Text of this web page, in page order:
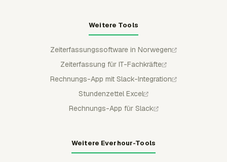
Weitere Tools
Zeiterfassungssoftware in Norwegen
Zeiterfassung für IT-Fachkräfte
Rechnungs-App mit Slack-Integration
Stundenzettel Excel
Rechnungs-App für Slack
Weitere Everhour-Tools